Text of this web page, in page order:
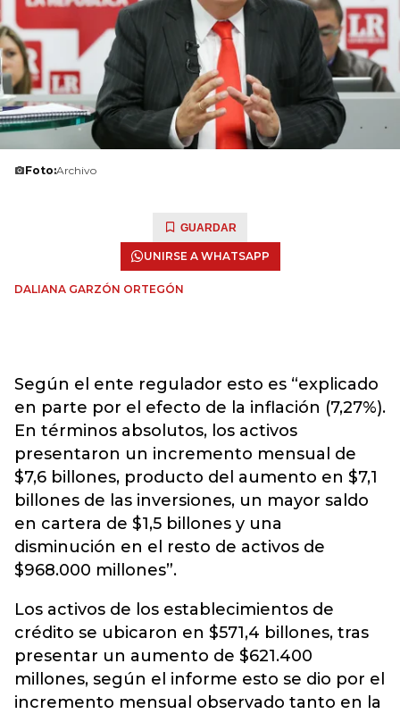
Foto:Archivo
GUARDAR
UNIRSE A WHATSAPP
DALIANA GARZÓN ORTEGÓN
Según el ente regulador esto es “explicado
en parte por el efecto de la inflación (7,27%).
En términos absolutos, los activos
presentaron un incremento mensual de
$7,6 billones, producto del aumento en $7,1
billones de las inversiones, un mayor saldo
en cartera de $1,5 billones y una
disminución en el resto de activos de
$968.000 millones”.
Los activos de los establecimientos de
crédito se ubicaron en $571,4 billones, tras
presentar un aumento de $621.400
millones, según el informe esto se dio por el
incremento mensual observado tanto en la